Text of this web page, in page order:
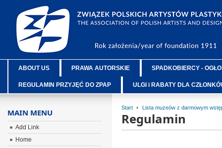
ABOUT US PRAWA AUTORSKIE SPADKOBIERCY -
REGULAMIN PRZYJĘĆ DO ZPAP ULGI i RABATY DLA
Start Lista muzeów z darmowym
Regulamin
MAIN MENU
Add Link
Home